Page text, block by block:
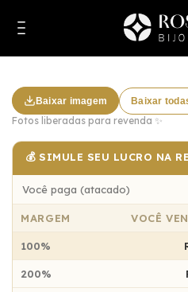
Baixar imagem Baixar
Fotos liberadas para revenda ✨
💰 SIMULE SEU LUCRO NA
Você paga (atacado)
MARGEM VOCÊ
100%
200%